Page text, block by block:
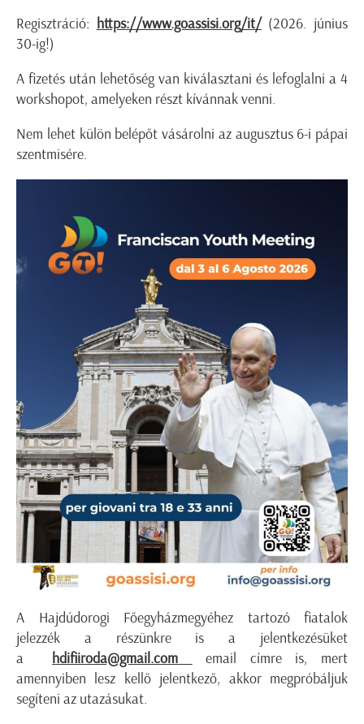
Regisztráció: https://www.goassisi.org/it/(2026. június
30-ig!)
A fizetés után lehetőség van kiválasztani és lefoglalni a 4
workshopot, amelyeken részt kívánnak venni.
Nem lehet külön belépőt vásárolni az augusztus 6-i pápai
szentmisére.
A Hajdúdorogi Főegyházmegyéhez tartozó fiatalok
jelezzék a részünkre is a jelentkezésüket
a
hdifiiroda@gmail.com
email címre is, mert
amennyiben lesz kellő jelentkező, akkor megpróbáljuk
segíteni az utazásukat.